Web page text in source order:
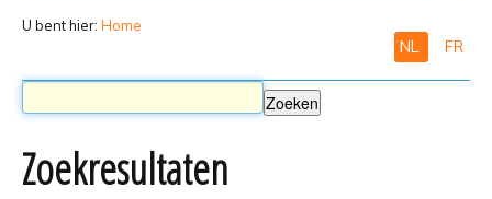
U bent hier: Home
NL FR
Zoekresultaten